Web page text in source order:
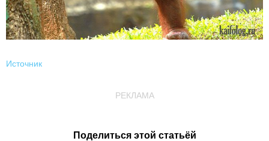
Источник
РЕКЛАМА
Поделиться этой статьёй